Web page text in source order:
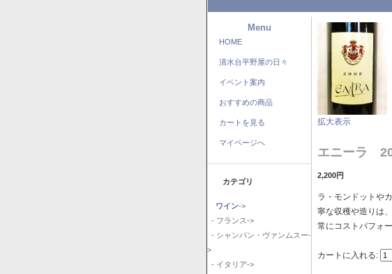
Menu
HOME
清水台平野屋の日々
イベント案内
おすすめの商品
カートを見る
マイページへ
カテゴリ
ワイン->
- フランス->
- シャンパン・ヴァンムスー-
>
- イタリア->
拡大表示
エニーラ
2,200円
ラ・モンドットや
寧な収穫や造りは
常にコストパフォ
カートに入れる: